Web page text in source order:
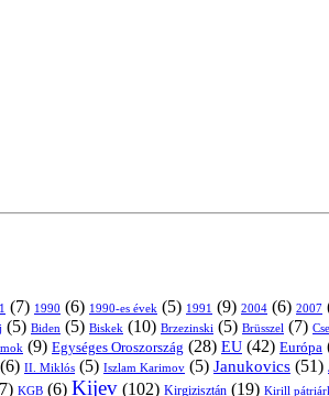
(7) 1990 (6) 1990-es évek (5) 1991 (9) 2004 (6) 2007
(5) Biden (5) Biskek (10) Brzezinski (5) Brüsszel (7)
(9) Egységes Oroszország (28) EU (42) Európa
(6) II. Miklós (5) Iszlam Karimov (5) Janukovics (51)
KGB (6) Kijev (102) Kirgizisztán (19) Kirill